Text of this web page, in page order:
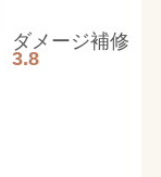
ダメージ補修
3.8